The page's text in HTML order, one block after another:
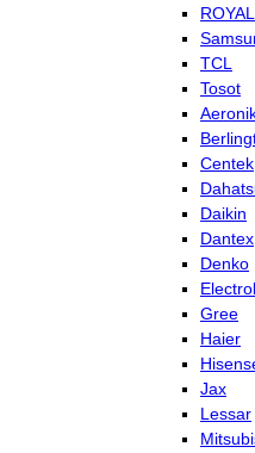
TCL
Tosot
Centek
Daikin
Dantex
Denko
Gree
Haier
Jax
Lessar